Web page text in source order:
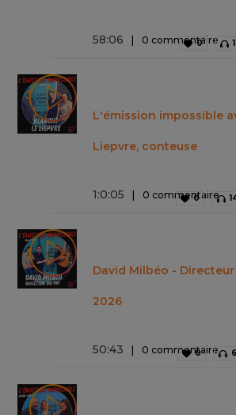
58:06 0 commentaire
0 1
L'émission impossible
Liepvre, conteuse
1:0:05 0 commentaire
0
David Milbéo -
2026
50:43 0 commentaire
0 6